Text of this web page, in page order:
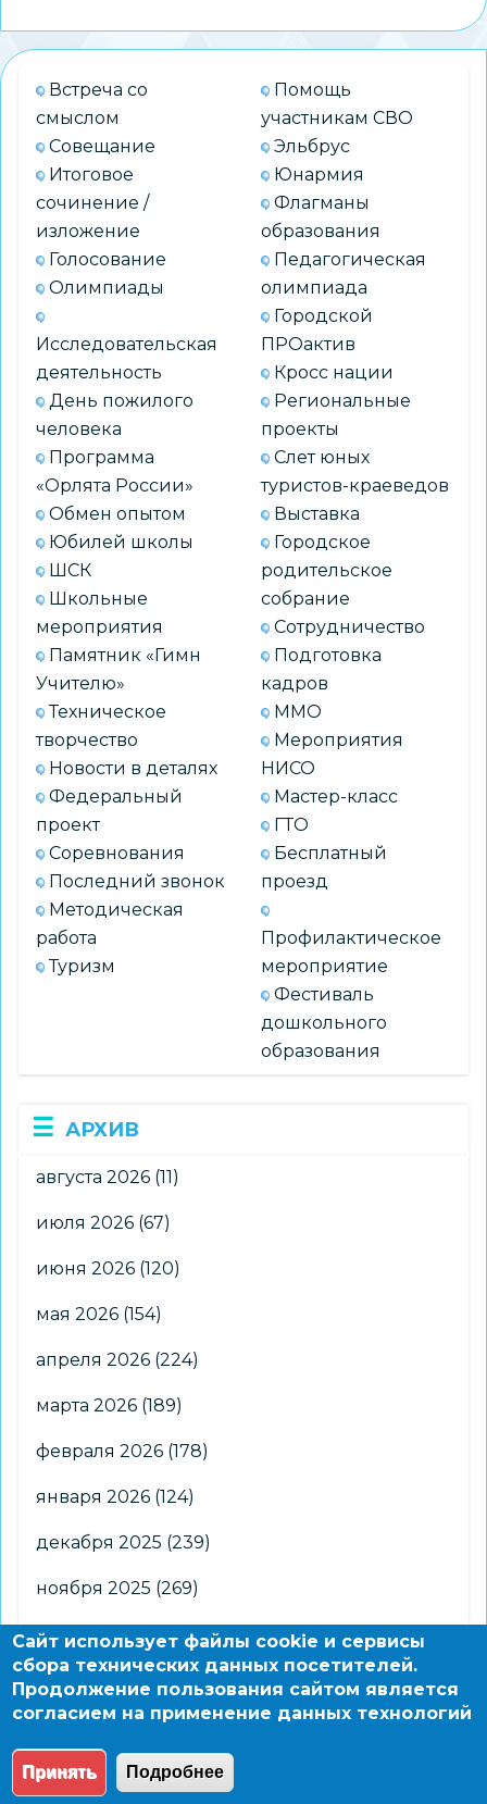
только
учить,
но
делать:
ДМЦ
покорил
Эльбрус
Встреча со
смыслом
Совещание
Итоговое
сочинение /
изложение
Голосование
Олимпиады
Исследовательская
деятельность
День пожилого
человека
Программа
«Орлята России»
Обмен опытом
Юбилей школы
ШСК
Школьные
мероприятия
Памятник «Гимн
Учителю»
Техническое
творчество
Новости в деталях
Федеральный
проект
Соревнования
Последний звонок
Методическая
работа
Туризм
Помощь
участникам СВО
Эльбрус
Юнармия
Флагманы
образования
Педагогическая
олимпиада
Городской
ПРОактив
Кросс нации
Региональные
проекты
Слет юных
туристов-краеведов
Выставка
Городское
родительское
собрание
Сотрудничество
Подготовка
кадров
ММО
Мероприятия
НИСО
Мастер-класс
ГТО
Бесплатный
проезд
Профилактическое
мероприятие
Фестиваль
дошкольного
образования
АРХИВ
августа 2026 (11)
июля 2026 (67)
июня 2026 (120)
мая 2026 (154)
апреля 2026 (224)
марта 2026 (189)
февраля 2026 (178)
января 2026 (124)
декабря 2025 (239)
ноября 2025 (269)
октября 2025(266)
сентября 2025 (176)
августа 2025 (2)
© 2004 - 2026 Новосибирский информационно-
Сайт использует файлы cookie и сервисы
сбора технических данных посетителей.
Продолжение пользования сайтом является
согласием на применение данных технологий
Принять Подробнее